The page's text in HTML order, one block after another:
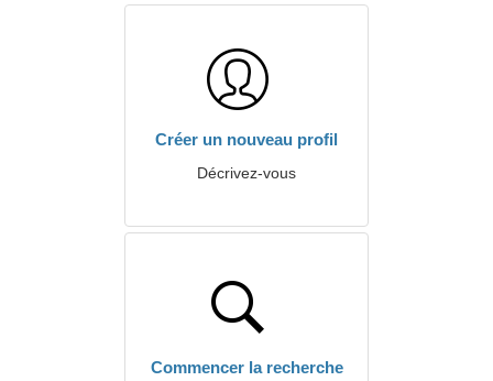
Créer un nouveau profil
Décrivez-vous
Commencer la recherche